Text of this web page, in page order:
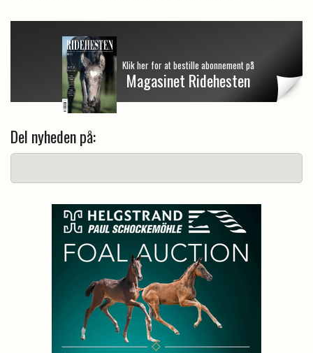
Klik her for at bestille abonnement på
Magasinet Ridehesten
Del nyheden på: